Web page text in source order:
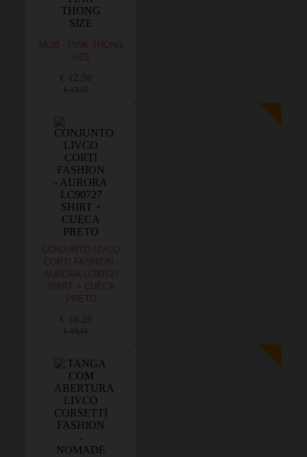
MOB - PINK THONG
SIZE
€ 12,50
€ 13,25
CONJUNTO LIVCO
CORTI FASHION -
AURORA LC90727
SHIRT + CUECA
PRETO
€ 16,26
€ 19,51